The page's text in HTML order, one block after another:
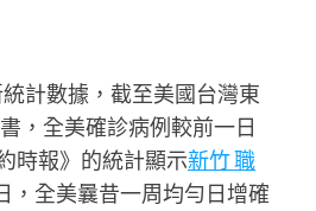
統計數據，截至美國台灣東
，全美確診病例較前一日
時報》的統計顯示新竹 職
，全美曩昔一周均勻日增確